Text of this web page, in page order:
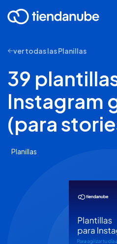
ver todas las Planillas
39
Instagram
(para
Planillas